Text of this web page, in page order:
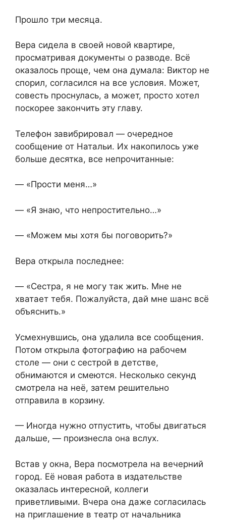
Прошло три месяца.
Вера сидела в своей новой квартире,
просматривая документы о разводе. Всё
оказалось проще, чем она думала: Виктор не
спорил, согласился на все условия. Может,
совесть проснулась, а может, просто хотел
поскорее закончить эту главу.
Телефон завибрировал — очередное
сообщение от Натальи. Их накопилось уже
больше десятка, все непрочитанные:
— «Прости меня…»
— «Я знаю, что непростительно…»
— «Можем мы хотя бы поговорить?»
Вера открыла последнее:
— «Сестра, я не могу так жить. Мне не
хватает тебя. Пожалуйста, дай мне шанс всё
объяснить.»
Усмехнувшись, она удалила все сообщения.
Потом открыла фотографию на рабочем
столе — они с сестрой в детстве,
обнимаются и смеются. Несколько секунд
смотрела на неё, затем решительно
отправила в корзину.
— Иногда нужно отпустить, чтобы двигаться
дальше, — произнесла она вслух.
Встав у окна, Вера посмотрела на вечерний
город. Её новая работа в издательстве
оказалась интересной, коллеги
приветливыми. Вчера она даже согласилась
на приглашение в театр от начальника